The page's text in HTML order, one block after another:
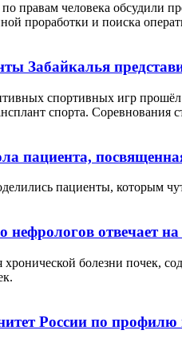
правам человека обсудили
проработки и поиска
Забайкалья
спортивных игр
спорта.
пациента,
пациенты, которым
нефрологов отвечает
болезни почек,
России по